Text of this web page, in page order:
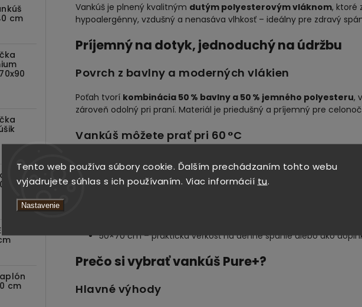
Tento web používa súbory cookie. Ďalším prechádzaním tohto webu
vyjadrujete súhlas s ich používaním. Viac informácií tu.
Nastavenie
cm
cm
Vankúš je plnený kvalitným dutým polyesterovým vláknom, ktoré
hypoalergénny, vzdušný a nenasáva vlhkosť – ideálny pre zdravý
Príjemný na dotyk, jednoduchý na údržbu
Povrch z bavlny a moderných vlákien
Poťah tvorí kombinácia 50 % bavlny a 50 % jemného polyesteru,
zároveň odolný pri praní. Materiál je priedušný a príjemný pre
Vankúš môžete prať pri 60 °C
prateľný do 60 °C
, čo zaisťuje dôkladnú hygienu a
domácností s deťmi, alergikmi či domácimi miláčikmi.
50×70 cm – praktická veľkosť na denné spanie alebo ako
Prečo si vybrať vankúš Pure+?
Hlavné výhody